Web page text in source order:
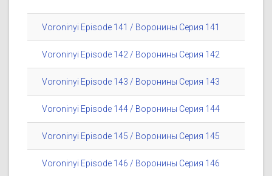
Voroninyi Episode 141 / Воронины Серия 141
Voroninyi Episode 142 / Воронины Серия 142
Voroninyi Episode 143 / Воронины Серия 143
Voroninyi Episode 144 / Воронины Серия 144
Voroninyi Episode 145 / Воронины Серия 145
Voroninyi Episode 146 / Воронины Серия 146